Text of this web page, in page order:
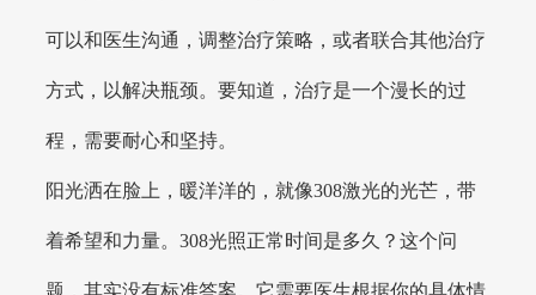
可以和医生沟通，调整治疗策略，或者联合其他治疗
方式，以解决瓶颈。要知道，治疗是一个漫长的过
程，需要耐心和坚持。
阳光洒在脸上，暖洋洋的，就像308激光的光芒，带
着希望和力量。308光照正常时间是多久？这个问